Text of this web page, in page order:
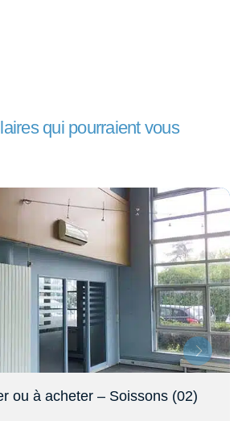
qui pourraient vous
à acheter – Soissons (02)